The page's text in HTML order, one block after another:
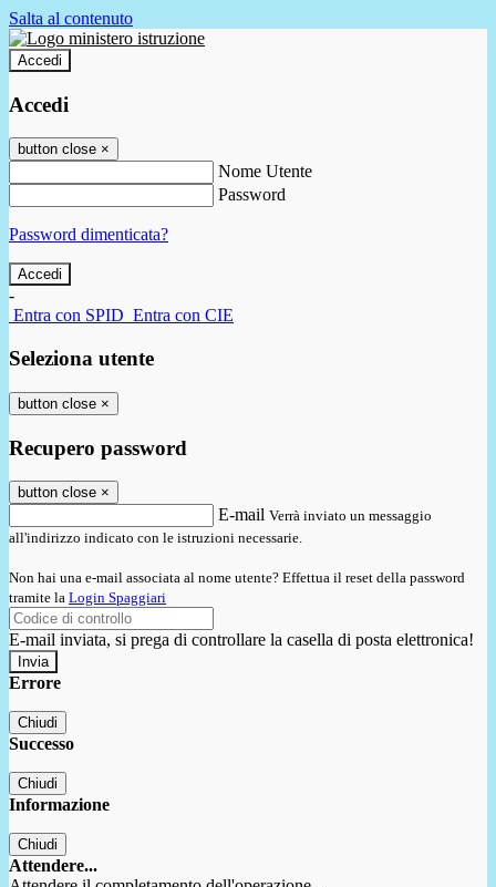
Salta al contenuto
Accedi
Accedi
button close ×
Nome Utente
Password
Password dimenticata?
-
Entra con SPID Entra con CIE
Seleziona utente
button close ×
Recupero password
button close ×
E-mail Verrà inviato un messaggio
all'indirizzo indicato con le istruzioni necessarie.
Non hai una e-mail associata al nome utente? Effettua il reset della password
tramite la Login Spaggiari
E-mail inviata, si prega di controllare la casella di posta elettronica!
Errore
Chiudi
Successo
Chiudi
Informazione
Chiudi
Attendere...